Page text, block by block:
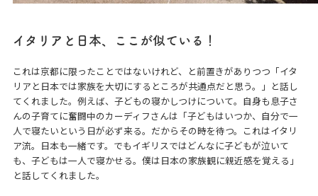
イタリアと日本、ここが似ている！
これは京都に限ったことではないけれど、と前置きがありつつ「イタ
リアと日本では家族を大切にするところが共通点だと思う。」と話し
てくれました。例えば、子どもの寝かしつけについて。自身も息子さ
んの子育てに奮闘中のカーディフさんは「子どもはいつか、自分で一
人で寝たいという日が必ず来る。だからその時を待つ。これはイタリ
ア流。日本も一緒です。でもイギリスではどんなに子どもが泣いて
も、子どもは一人で寝かせる。僕は日本の家族観に親近感を覚える」
と話してくれました。